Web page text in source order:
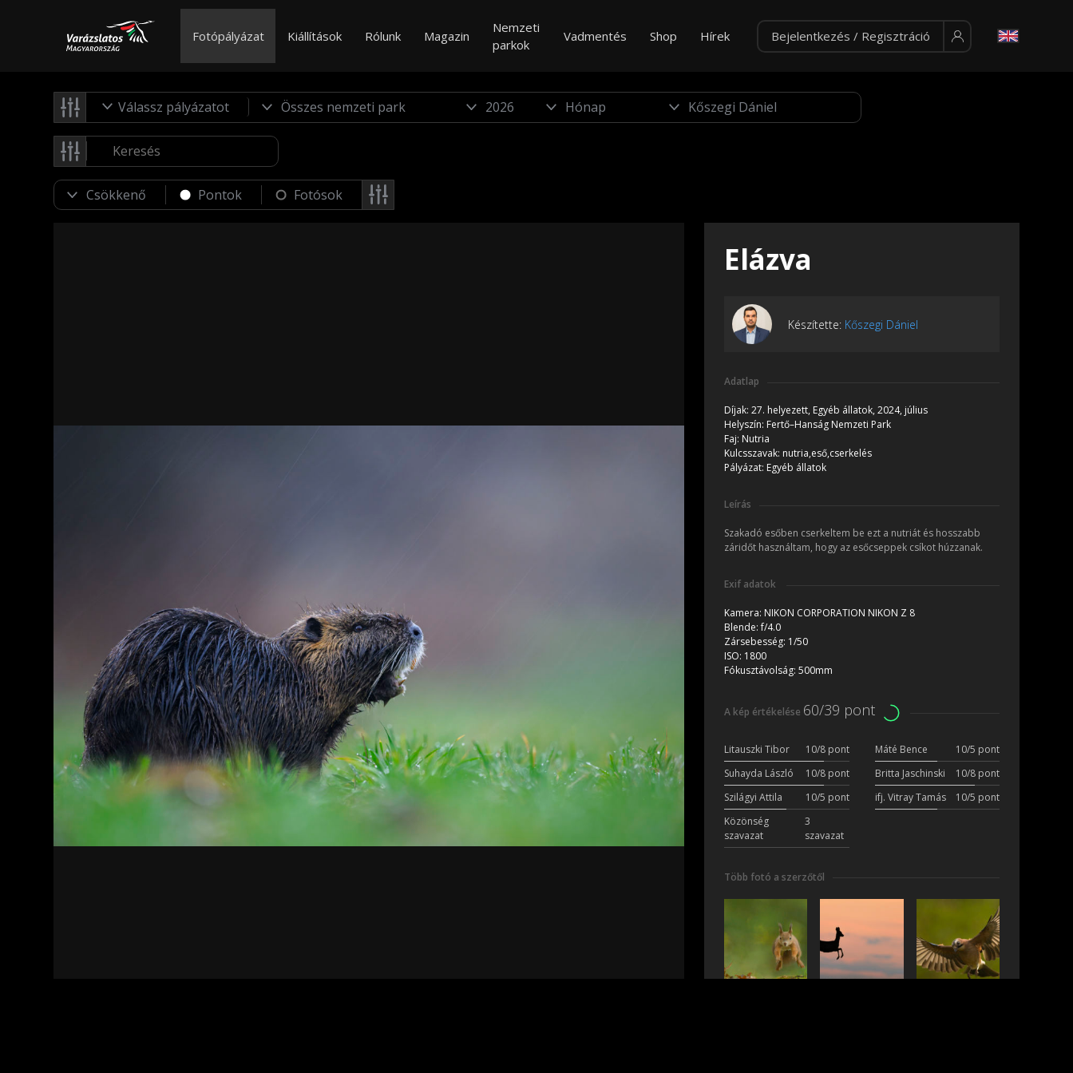
Fotópályázat Kiállítások Rólunk Magazin
Nemzeti
parkok
Vadmentés Shop Hírek Bejelentkezés / Regisztráció
Válassz pályázatot
Pontok Fotósok
Elázva
Készítette: Kőszegi Dániel
Adatlap
Díjak: 27. helyezett, Egyéb állatok, 2024, július
Helyszín: Fertő–Hanság Nemzeti Park
Faj: Nutria
Kulcsszavak: nutria,eső,cserkelés
Pályázat: Egyéb állatok
Leírás
Szakadó esőben cserkeltem be ezt a nutriát és hosszabb
záridőt használtam, hogy az esőcseppek csíkot húzzanak.
Exif adatok
Kamera: NIKON CORPORATION NIKON Z 8
Blende:f/4.0
Zársebesség: 1/50
ISO: 1800
Fókusztávolság: 500mm
A kép értékelése 60/39 pont
Litauszki Tibor 10/8 pont Máté Bence
10/5 pont
Suhayda László
10/8 pont Britta Jaschinski
10/8 pont
Szilágyi Attila
10/5 pont ifj. Vitray Tamás
10/5 pont
Közönség
szavazat
3
szavazat
Több fotó a szerzőtől